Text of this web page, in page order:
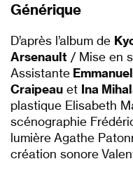
Générique
D’après l’album de
Arsenault / Mise en
Assistante
Craipeau et Ina
plastique Elisabeth
scénographie
lumière Agathe
création sonore